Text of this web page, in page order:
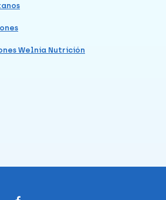
Welnia Nutrición